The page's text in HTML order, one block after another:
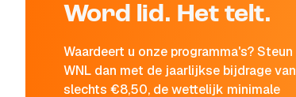
Word lid. Het telt.
Waardeert u onze programma's? Steun
WNL dan met de jaarlijkse bijdrage van
slechts €8,50, de wettelijk minimale